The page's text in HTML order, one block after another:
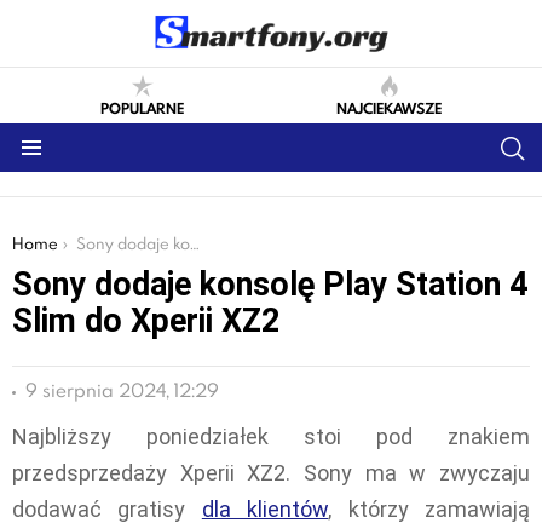
POPULARNE NAJCIEKAWSZE
You are here:
Home Sony dodaje konsolę Play Station 4 Slim do Xperii XZ2
Sony dodaje konsolę Play Station 4
Slim do Xperii XZ2
9 sierpnia 2024, 12:29
Najbliższy poniedziałek stoi pod znakiem
przedsprzedaży Xperii XZ2. Sony ma w zwyczaju
dodawać gratisy dla klientów, którzy zamawiają